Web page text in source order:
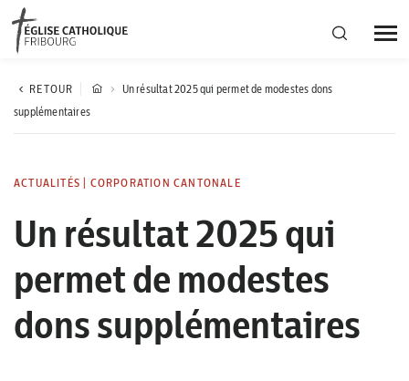
Région diocésaine
Corporation cantonale
RETOUR
Un résultat 2025 qui permet de modestes dons
supplémentaires
ACTUALITÉS CORPORATION CANTONALE
Un résultat 2025 qui
permet de modestes
dons supplémentaires